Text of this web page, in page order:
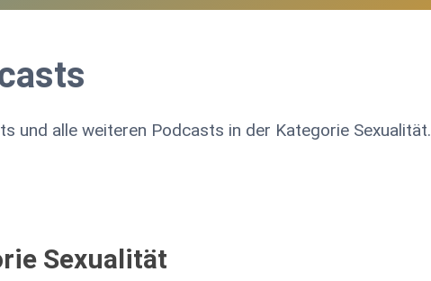
und alle weiteren Podcasts in der Kategorie Sexualität.
Sexualität